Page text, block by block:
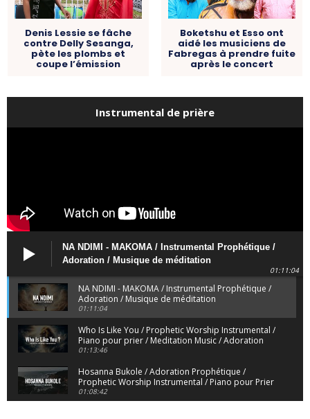
Denis Lessie se fâche
contre Delly Sesanga,
pète les plombs et
coupe l’émission
Boketshu et Esso ont
aidé les musiciens de
Fabregas à prendre fuite
après le concert
Instrumental de prière
NA NDIMI - MAKOMA / Instrumental Prophétique /
Adoration / Musique de méditation
01:11:04
NA NDIMI - MAKOMA / Instrumental Prophétique /
Adoration / Musique de méditation
01:11:04
Who Is Like You / Prophetic Worship Instrumental /
Piano pour prier / Meditation Music / Adoration
01:13:46
Hosanna Bukole / Adoration Prophétique /
Prophetic Worship Instrumental / Piano pour Prier
01:08:42